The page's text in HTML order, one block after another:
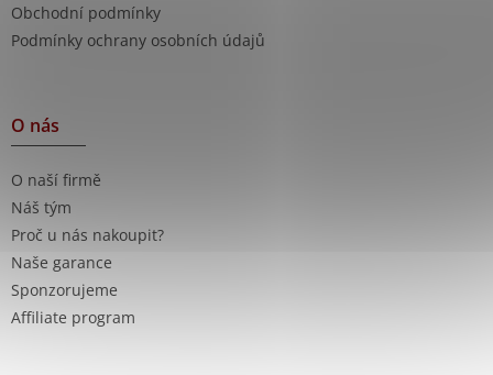
Obchodní podmínky
Podmínky ochrany osobních údajů
O nás
O naší firmě
Náš tým
Proč u nás nakoupit?
Naše garance
Sponzorujeme
Affiliate program